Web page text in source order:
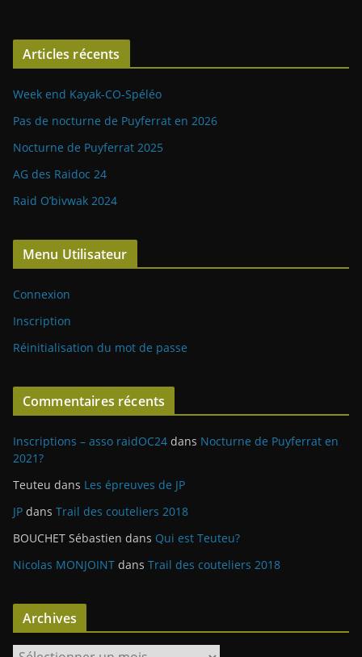
Articles récents
Week end Kayak-CO-Spéléo
Pas de nocturne de Puyferrat en 2026
Nocturne de Puyferrat 2025
AG des Raidoc 24
Raid O’bivwak 2024
Menu Utilisateur
Connexion
Inscription
Réinitialisation du mot de passe
Commentaires récents
Inscriptions – asso raidOC24 dans Nocturne de Puyferrat en
2021?
Teuteu dans Les épreuves de JP
JP dans Trail des couteliers 2018
BOUCHET Sébastien dans Qui est Teuteu?
Nicolas MONJOINT dans Trail des couteliers 2018
Archives